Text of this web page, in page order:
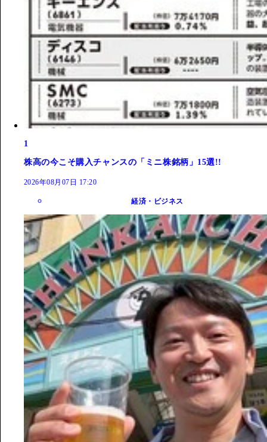
1
株高の今こそ購入チャンスの「ミニ株銘柄」15選!!
2026年08月07日 17:20
経済・ビジネス